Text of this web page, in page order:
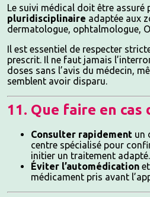
Le suivi médical doit être assuré
pluridisciplinaire adaptée aux
dermatologue, ophtalmologue,
Il est essentiel de respecter
prescrit. Il ne faut jamais
doses sans l’avis du médecin,
semblent avoir disparu.
11. Que faire en cas
Consulter rapidement un
centre spécialisé pour
initier un traitement adapté.
Éviter l’automédication
médicament pris avant